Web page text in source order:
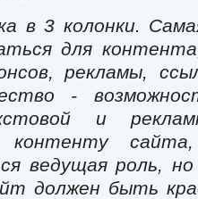
в 3 колонки.
для
рекламы,
-
и
контенту
ведущая роль,
должен быть